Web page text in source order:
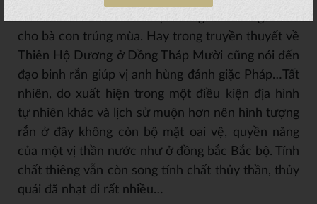
cho bà con trúng mùa. Hay trong truyền thuyết về
Thiên Hộ Dương ở Đồng Tháp Mười cũng nói đến
đạo binh rắn giúp vị anh hùng đánh giặc Pháp…Tất
nhiên, do xuất hiện trong một điều kiện địa hình
tự nhiên khác và lịch sử muộn hơn nên hình tượng
rắn ở đây không còn bộ mặt oai vệ, quyền năng
của một vị thần nước như ở đồng bắc Bắc bộ. Tính
chất thiêng vẫn còn song tính chất thủy thần, thủy
quái đã nhạt đi rất nhiều…